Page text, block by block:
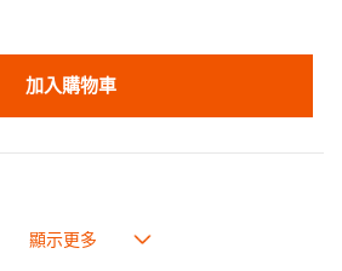
加入購物車
，也可放入焗爐，耐熱程度高達260℃。